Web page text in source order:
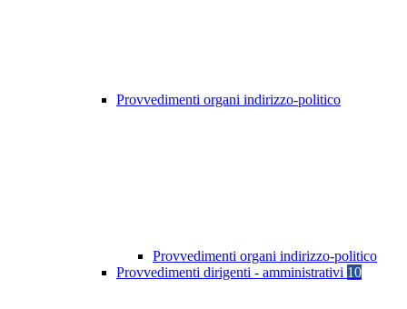
Provvedimenti organi indirizzo-politico
Provvedimenti organi indirizzo-politico
Provvedimenti dirigenti - amministrativi 10